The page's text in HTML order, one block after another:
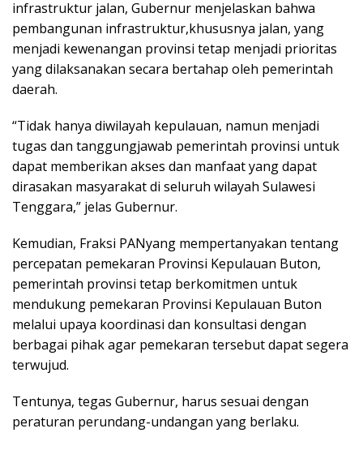
infrastruktur jalan, Gubernur menjelaskan bahwa
pembangunan infrastruktur,khususnya jalan, yang
menjadi kewenangan provinsi tetap menjadi prioritas
yang dilaksanakan secara bertahap oleh pemerintah
daerah.
“Tidak hanya diwilayah kepulauan, namun menjadi
tugas dan tanggungjawab pemerintah provinsi untuk
dapat memberikan akses dan manfaat yang dapat
dirasakan masyarakat di seluruh wilayah Sulawesi
Tenggara,” jelas Gubernur.
Kemudian, Fraksi PANyang mempertanyakan tentang
percepatan pemekaran Provinsi Kepulauan Buton,
pemerintah provinsi tetap berkomitmen untuk
mendukung pemekaran Provinsi Kepulauan Buton
melalui upaya koordinasi dan konsultasi dengan
berbagai pihak agar pemekaran tersebut dapat segera
terwujud.
Tentunya, tegas Gubernur, harus sesuai dengan
peraturan perundang-undangan yang berlaku.